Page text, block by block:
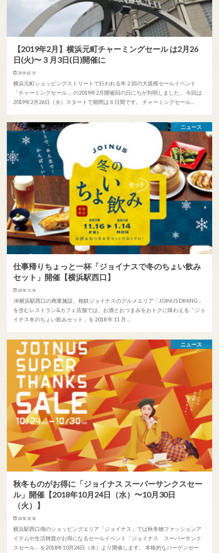
【2019年2月】横浜元町チャーミングセール は2月26
日(火)〜３月3日(日)開催に
2019.02.13
横浜元町ショッピングストリートで行われる年２回の大規模セールイベント
「チャーミングセール 」の2019年2月開催回の日にちが判明しました。 今回は
2019年2月26日（火）スタートで期間は６日間です。 チャーミングセール…
ニュース
仕事帰りちょっと一杯「ジョイナスで冬のちょい飲み
セット」開催【横浜駅西口】
2018.11.18
JR横浜駅西口の商業施設、相鉄ジョイナスのグルメエリア「JOINUS DINING」
を含むレストラン&カフェ店舗では、お酒とおつまみをおトクに味わえる「ジョ
イナス冬のちょい飲みセット」を 2018 年 11 月 …
ニュース
秋冬ものがお得に「ジョイナス スーパーサンクスセー
ル」開催【2018年10月24日（水）〜10月30日
（火）】
2018.10.18
横浜駅西口側のショッピングエリア「ジョイナス」では秋冬物ファッションア
イテムや生活雑貨がお得になるセールイベント「ジョイナス スーパーサンク
スセール」を2018年10月24日（水）より開催します。 本格的なバーゲンセー